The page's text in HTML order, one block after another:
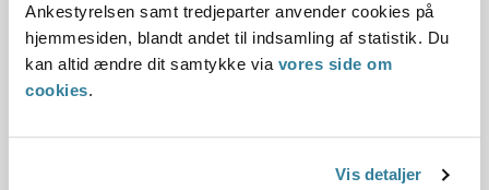
Ankestyrelsen samt tredjeparter anvender cookies på
hjemmesiden, blandt andet til indsamling af statistik. Du
kan altid ændre dit samtykke via vores side om
cookies.
Vis detaljer
Serviceloven Samvær
Børn og unge-udvalget
Afbrydelse af kontakt
Anbragt barn eller ung
og netværk. Når der er behov for det, skal kommunen